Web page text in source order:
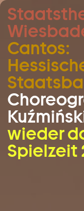
Zum
Zum Footer
Cantos:
wieder
Spielzeit